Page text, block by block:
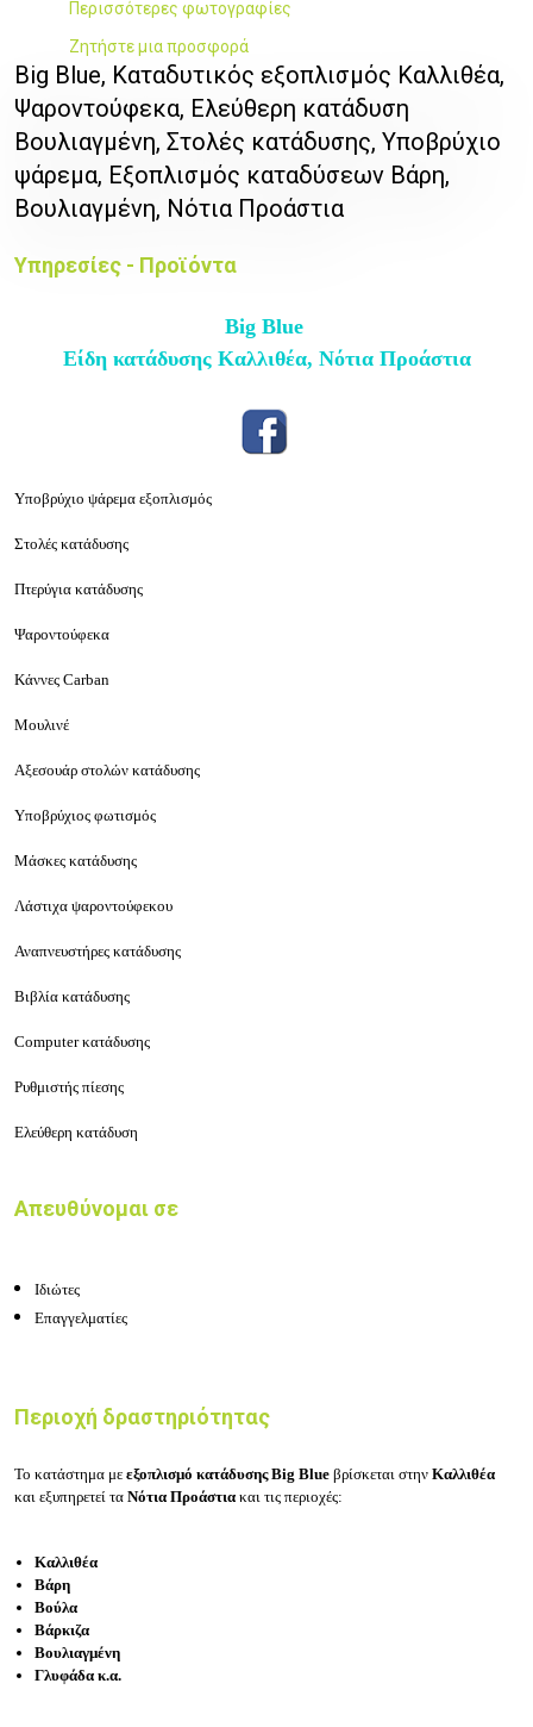
Περισσότερες φωτογραφίες
Ζητήστε μια προσφορά
Big Blue, Καταδυτικός εξοπλισμός Καλλιθέα,
Ψαροντούφεκα, Ελεύθερη κατάδυση
Βουλιαγμένη, Στολές κατάδυσης, Υποβρύχιο
ψάρεμα, Εξοπλισμός καταδύσεων Βάρη,
Βουλιαγμένη, Νότια Προάστια
Υπηρεσίες - Προϊόντα
Big Blue
Είδη κατάδυσης Καλλιθέα, Νότια Προάστια
Υποβρύχιο ψάρεμα εξοπλισμός
Στολές κατάδυσης
Πτερύγια κατάδυσης
Ψαροντούφεκα
Κάννες Carban
Μουλινέ
Αξεσουάρ στολών κατάδυσης
Υποβρύχιος φωτισμός
Μάσκες κατάδυσης
Λάστιχα ψαροντούφεκου
Αναπνευστήρες κατάδυσης
Βιβλία κατάδυσης
Computer κατάδυσης
Ρυθμιστής πίεσης
Ελεύθερη κατάδυση
Απευθύνομαι σε
Ιδιώτες
Επαγγελματίες
Περιοχή δραστηριότητας
Το κατάστημα με εξοπλισμό κατάδυσης Big Blue βρίσκεται στην Καλλιθέα
και εξυπηρετεί τα Νότια Προάστια και τις περιοχές:
Καλλιθέα
Βάρη
Βούλα
Βάρκιζα
Βουλιαγμένη
Γλυφάδα κ.α.